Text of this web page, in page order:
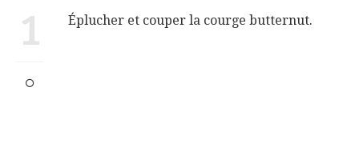
1 Éplucher et couper la courge butternut.